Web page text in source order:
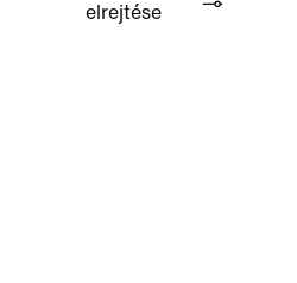
elrejtése